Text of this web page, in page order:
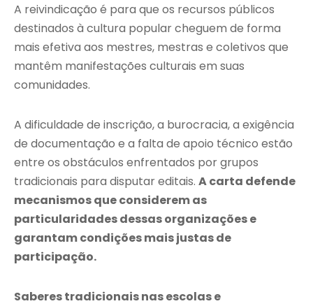
A reivindicação é para que os recursos públicos
destinados à cultura popular cheguem de forma
mais efetiva aos mestres, mestras e coletivos que
mantêm manifestações culturais em suas
comunidades.
A dificuldade de inscrição, a burocracia, a exigência
de documentação e a falta de apoio técnico estão
entre os obstáculos enfrentados por grupos
tradicionais para disputar editais. A carta defende
mecanismos que considerem as
particularidades dessas organizações e
garantam condições mais justas de
participação.
Saberes tradicionais nas escolas e